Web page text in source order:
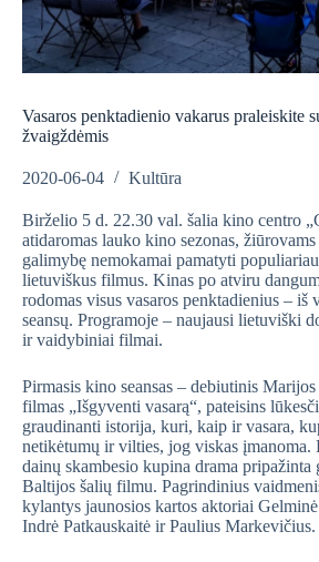
Vasaros penktadienio vakarus praleiskite
žvaigždėmis
2020-06-04 Kultūra
Birželio 5 d. 22.30 val. šalia kino centro
atidaromas lauko kino sezonas,
galimybę nemokamai pamatyti
lietuviškus filmus. Kinas po atviru
rodomas visus vasaros penktadienius – iš
seansų. Programoje – naujausi lietuviški
ir vaidybiniai filmai.
Pirmasis kino seansas – debiutinis
filmas „Išgyventi vasarą“, pateisins
graudinanti istorija, kuri, kaip ir vasara,
netikėtumų ir vilties, jog viskas įmanoma.
dainų skambesio kupina drama pripažinta
Baltijos šalių filmu. Pagrindinius
kylantys jaunosios kartos aktoriai
Indrė Patkauskaitė ir Paulius Markevičius.